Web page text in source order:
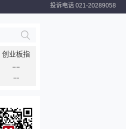
投诉电话 021-20289058
创业板指
--
--